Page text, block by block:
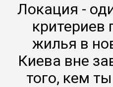
Локация -
критериев
жилья в
Киева вне
того, кем